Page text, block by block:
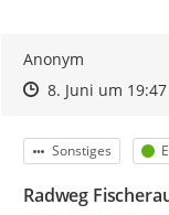
Anonym
Zeitpunkt des
Zeitpunkt des
8. Juni um 19:47
Kategorie
Sonstiges
Radweg